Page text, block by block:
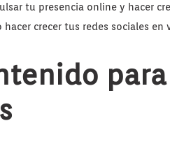
tu presencia online y hacer
crecer tus redes sociales en